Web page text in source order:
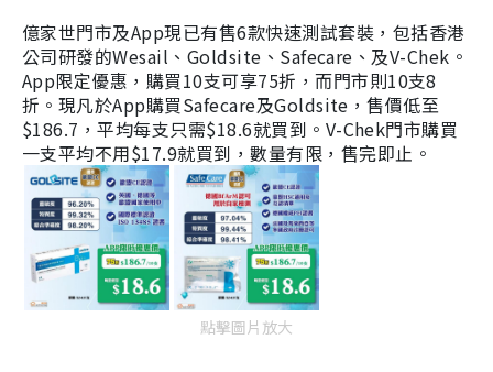
億家世門市及App現已有售6款快速測試套裝，包括香港
公司研發的Wesail、Goldsite、Safecare、及V-Chek。
App限定優惠，購買10支可享75折，而門市則10支8
折。現凡於App購買Safecare及Goldsite，售價低至
$186.7，平均每支只需$18.6就買到。V-Chek門市購買
一支平均不用$17.9就買到，數量有限，售完即止。
點擊圖片放大